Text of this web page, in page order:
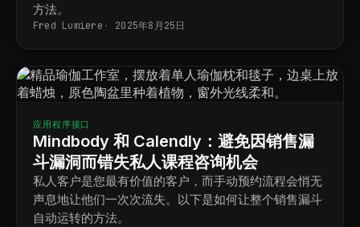
方法。
Fred Lumiere 2025年8月25日
应用程序接口
Mindbody 和 Calendly：避免因销售漏
斗漏洞而错失私人课程咨询机会
私人客户是您最有价值的客户，而手动预约流程会悄无
声息地让他们一次次流失。以下是如何让整个销售漏斗
自动运转的方法。